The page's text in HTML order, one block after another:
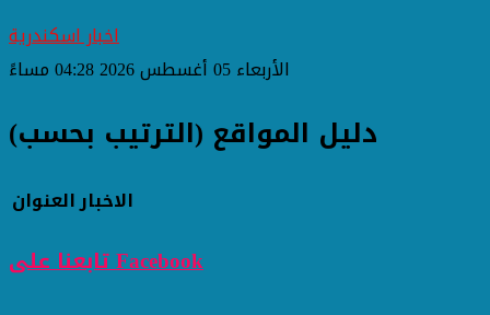
اخبار اسكندرية
الأربعاء 05 أغسطس 2026 04:28 مساءً
دليل المواقع (الترتيب بحسب)
العنوانالاخبار
تابعنا على Facebook